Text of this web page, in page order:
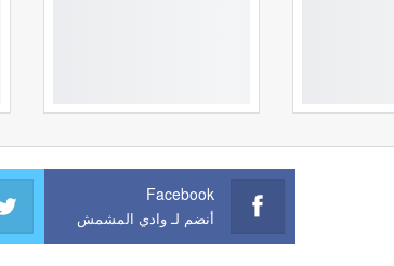
Facebook
أنضم لـ وادي المشمش